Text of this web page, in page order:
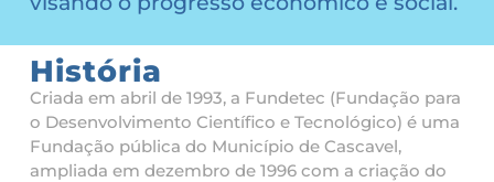
História
Criada em abril de 1993, a Fundetec (Fundação para
o Desenvolvimento Científico e Tecnológico) é uma
Fundação pública do Município de Cascavel,
ampliada em dezembro de 1996 com a criação do